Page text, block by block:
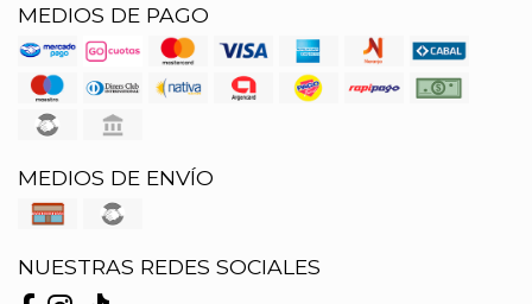
MEDIOS DE PAGO
MEDIOS DE ENVÍO
NUESTRAS REDES SOCIALES